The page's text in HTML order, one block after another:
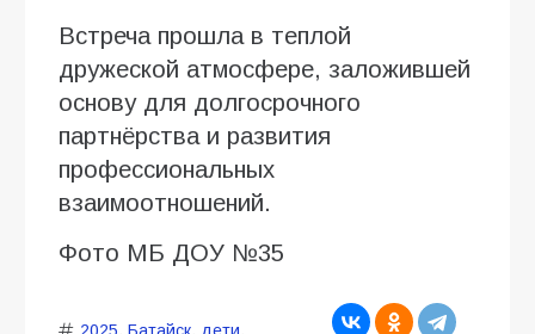
Встреча прошла в теплой
дружеской атмосфере, заложившей
основу для долгосрочного
партнёрства и развития
профессиональных
взаимоотношений.
Фото МБ ДОУ №35